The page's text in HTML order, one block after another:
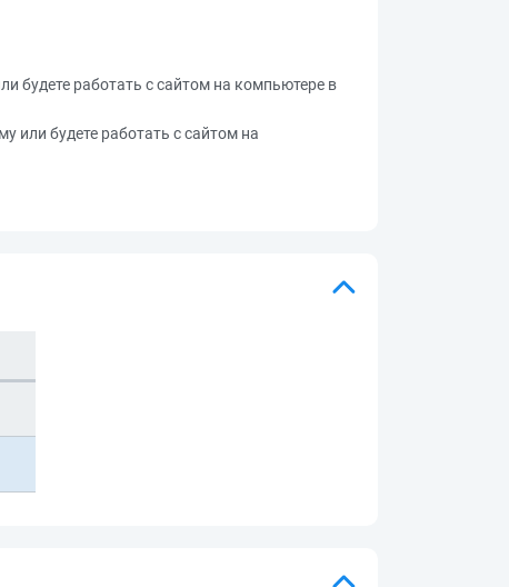
будете работать с сайтом на компьютере в
или будете работать с сайтом на